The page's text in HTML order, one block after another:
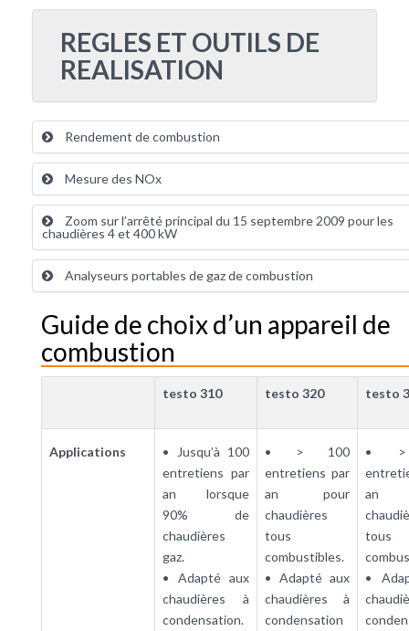
REGLES ET OUTILS DE
REALISATION
Rendement de combustion
Mesure des NOx
Zoom sur l’arrêté principal du 15 septembre 2009 pour les
chaudières 4 et 400 kW
Analyseurs portables de gaz de combustion
Guide de choix d’un appareil de
combustion
testo 310 testo 320 testo
Applications
• Jusqu’à 100
entretiens par
an lorsque
90% de
chaudières
gaz.
• Adapté aux
chaudières à
condensation.
• > 100
entretiens par
an pour
chaudières
tous
combustibles.
• Adapté aux
chaudières à
condensation
• >
an
tous
•